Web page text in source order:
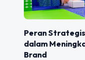
Peran
dalam
Brand